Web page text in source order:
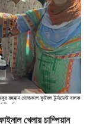
খেলায় চাম্পিয়ান